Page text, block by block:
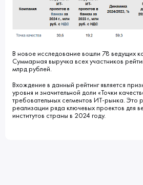
В новое исследование вошли 78 ведущих
Суммарная выручка всех участников
млрд рублей.
Вхождение в данный рейтинг является
уровня и значительной доли «Точки
требовательных сегментов ИТ-рынка. Это
реализации ряда ключевых проектов для
институтов страны в 2024 году.